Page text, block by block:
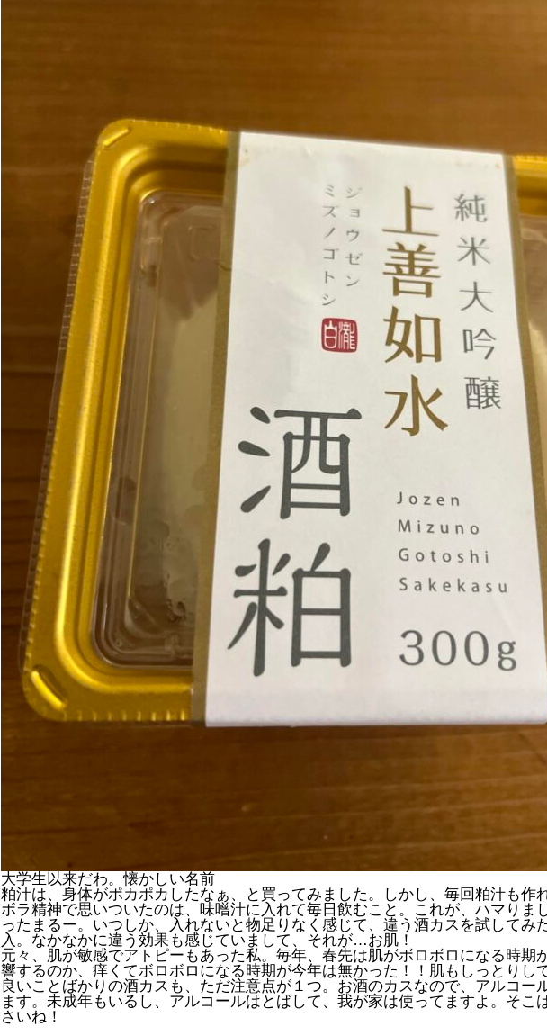
大学生以来だわ。懐かしい名前
粕汁は、身体がポカポカしたなぁ、と買ってみました。しかし、毎回粕汁も作
ボラ精神で思いついたのは、味噌汁に入れて毎日飲むこと。これが、ハマりま
ったまるー。いつしか、入れないと物足りなく感じて、違う酒カスを試してみ
入。なかなかに違う効果も感じていまして、それが…お肌！
元々、肌が敏感でアトピーもあった私。毎年、春先は肌がボロボロになる時期
響するのか、痒くてボロボロになる時期が今年は無かった！！肌もしっとりし
良いことばかりの酒カスも、ただ注意点が１つ。お酒のカスなので、アルコー
ます。未成年もいるし、アルコールはとばして、我が家は使ってますよ。そこ
さいね！